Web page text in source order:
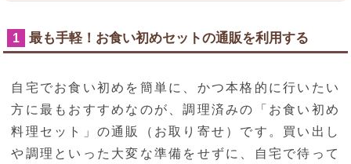
1 最も手軽！お食い初めセットの通販を利用する
自宅でお食い初めを簡単に、かつ本格的に行いたい
方に最もおすすめなのが、調理済みの「お食い初め
料理セット」の通販（お取り寄せ）です。買い出し
や調理といった大変な準備をせずに、自宅で待って